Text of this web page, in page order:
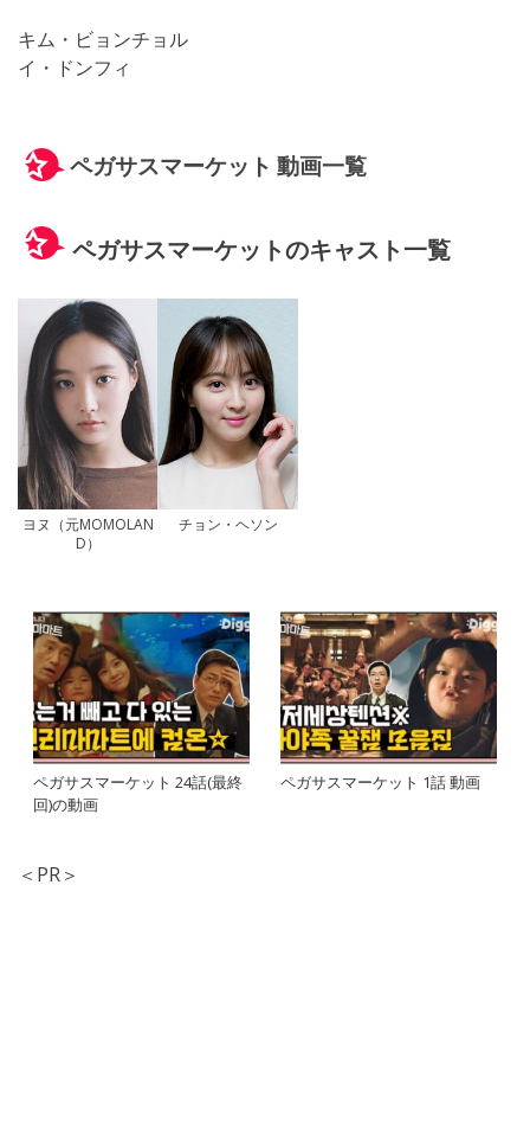
キム・ビョンチョル
イ・ドンフィ
ペガサスマーケット 動画一覧
ペガサスマーケットのキャスト一覧
ヨヌ（元MOMOLAN
D）
チョン・ヘソン
ペガサスマーケット 24話(最終
回)の動画
ペガサスマーケット 1話 動画
＜PR＞